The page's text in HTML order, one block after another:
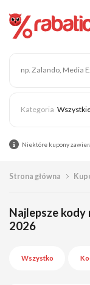
Niektóre kupony
Strona główna
Najlepsze
2026
Wszystko